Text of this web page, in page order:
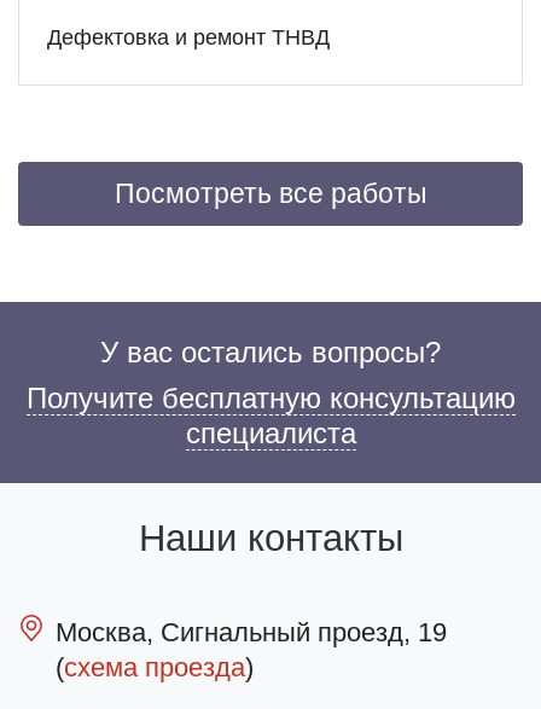
Дефектовка и ремонт ТНВД
Посмотреть все работы
У вас остались вопросы?
Получите бесплатную консультацию
специалиста
Наши контакты
Москва, Сигнальный проезд, 19
(схема проезда)